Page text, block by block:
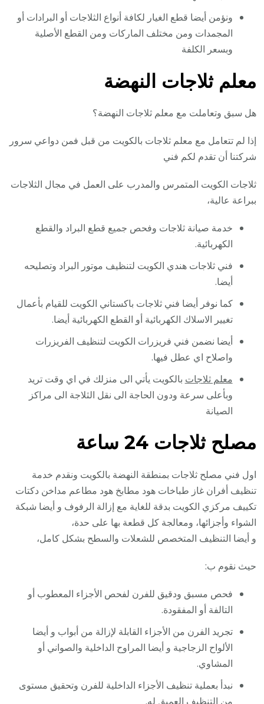
ونؤمن أيضا قطع الغيار لكافة أنواع الثلاجات أو البرادات أو
المجمدات ومن مختلف الماركات ومن القطع الأصلية
وبسعر الكلفة
معلم ثلاجات النهضة
هل سبق وتعاملت مع معلم ثلاجات النهضة؟
إذا لم تتعامل مع معلم ثلاجات بالكويت من قبل فمن دواعي سرور
شركتنا أن تقدم لكم فني
ثلاجات الكويت المتمرس والمدرب على العمل في مجال الثلاجات
ببراعة عالية،
خدمة صيانة ثلاجات وفحص جميع قطع البراد والقطع
الكهربائية.
فني ثلاجات هندي الكويت لتنظيف موتور البراد وتصليحه
أيضا.
كما نوفر أيضا فني ثلاجات باكستاني الكويت للقيام بأعمال
تغيير الاسلاك الكهربائية أو القطع الكهربائية أيضا.
أيضا نضمن فني فريزرات الكويت لتنظيف الفريزرات
واصلاح اي عطل فيها.
معلم ثلاجات بالكويت يأتي الى منزلك في اي وقت تريد
وبأعلى سرعة ودون الحاجة الى نقل الثلاجة الى مراكز
الصيانة
مصلح ثلاجات 24 ساعة
اول فني مصلح ثلاجات بمنطقة النهضة بالكويت ونقدم خدمة
تنظيف أفران غاز طباخات هود مطابخ هود مطاعم مداخن دكتات
تكييف مركزي الكويت بدقة للغاية مع إزالة الرفوف و أيضا شبكة
الشواء وأجزائها، ومعالجة كل قطعة بها على حدة،
و أيضا التنظيف المتخصص للشعلات والسطح بشكل كامل،
حيث نقوم ب:
فحص مسبق ودقيق للفرن لفحص الأجزاء المعطوب أو
التالفة أو المفقودة.
تجريد الفرن من الأجزاء القابلة لإزالة من أبواب و أيضا
الألواح الزجاجية و أيضا المراوح الداخلية والصواني أو
المشاوي.
نبدأ بعملية تنظيف الأجزاء الداخلية للفرن وتحقيق مستوى
من التنظيف العميق له.